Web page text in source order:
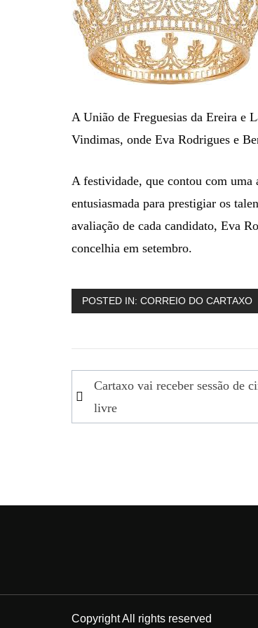
A União de Freguesias da Ereira e
Vindimas, onde Eva Rodrigues e
A festividade, que contou com
entusiasmada para prestigiar os
avaliação de cada candidato, Eva
concelhia em setembro.
POSTED IN: CORREIO DO CARTAXO
Navegação
de
artigos
Cartaxo vai receber sessão de
livre
Copyright All rights reserved